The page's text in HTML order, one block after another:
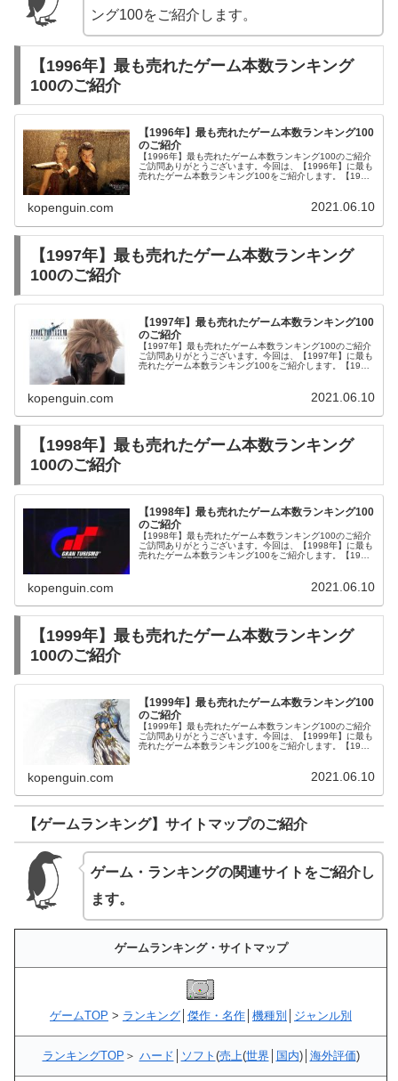
ング100をご紹介します。
【1996年】最も売れたゲーム本数ランキング
100のご紹介
【1996年】最も売れたゲーム本数ランキング100
のご紹介
【1996年】最も売れたゲーム本数ランキング100のご紹介
ご訪問ありがとうございます。今回は、【1996年】に最も
売れたゲーム本数ランキング100をご紹介します。【1996
kopenguin.com 2021.06.10
【1997年】最も売れたゲーム本数ランキング
100のご紹介
【1997年】最も売れたゲーム本数ランキング100
のご紹介
【1997年】最も売れたゲーム本数ランキング100のご紹介
ご訪問ありがとうございます。今回は、【1997年】に最も
売れたゲーム本数ランキング100をご紹介します。【1997
kopenguin.com 2021.06.10
【1998年】最も売れたゲーム本数ランキング
100のご紹介
【1998年】最も売れたゲーム本数ランキング100
のご紹介
【1998年】最も売れたゲーム本数ランキング100のご紹介
ご訪問ありがとうございます。今回は、【1998年】に最も
売れたゲーム本数ランキング100をご紹介します。【1998
kopenguin.com 2021.06.10
【1999年】最も売れたゲーム本数ランキング
100のご紹介
【1999年】最も売れたゲーム本数ランキング100
のご紹介
【1999年】最も売れたゲーム本数ランキング100のご紹介
ご訪問ありがとうございます。今回は、【1999年】に最も
売れたゲーム本数ランキング100をご紹介します。【1999
kopenguin.com 2021.06.10
【ゲームランキング】サイトマップのご紹介
ゲーム・ランキングの関連サイトをご紹介し
ます。
ゲームランキング・サイトマップ
ゲームTOP > ランキング 傑作・名作 機種別 ジャンル別
ランキングTOP ＞ ハード ソフト (売上(世界 国内)│ 海外評価)